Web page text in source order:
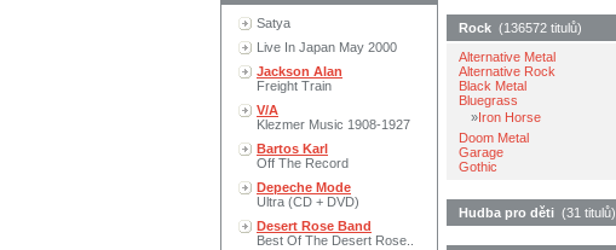
Satya
Live In Japan May 2000
Jackson Alan
Freight Train
V/A
Klezmer Music 1908-1927
Bartos Karl
Off The Record
Depeche Mode
Ultra (CD + DVD)
Desert Rose Band
Best Of The Desert Rose..
Rock (136572 titulů)
Alternative Metal
Alternative Rock
Black Metal
Bluegrass
»Iron Horse
Doom Metal
Garage
Gothic
Hudba pro děti (31 titulů)